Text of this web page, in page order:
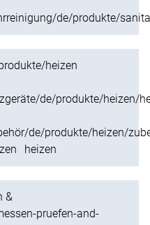
/de/produkte/
heizen
/de/produkte/heizen/
/de/produkte/heizen/
heizen
&
pruefen-and-